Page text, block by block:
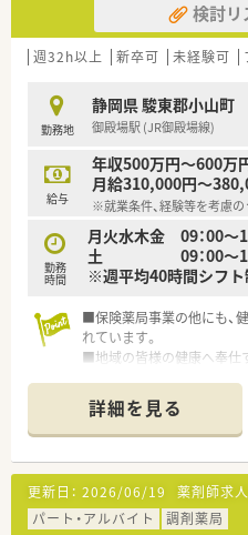
検討リ
週32h以上 新卒可 未経験可
勤務地
静岡県 駿東郡小山町
御殿場駅 (JR御殿場線)
給与
年収500万円～600万
月給310,000円～
※就業条件、経験等を考慮の
勤務
時間
月火水木金 09：00～18
土 09：00～15：
※週平均40時間シフト
■保険薬局事業の他にも、
れています。
■地域の皆様の健康へ奉仕
詳細を見る
更新日： 2026/06/19 薬剤師求人
パート・アルバイト
調剤薬局